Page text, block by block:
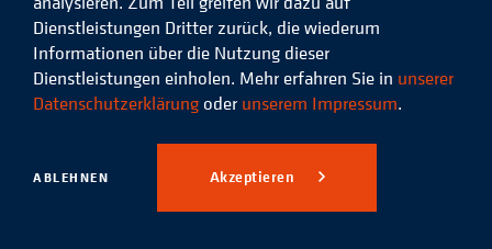
Facebook
auf
LinkedIn
auf
Instagram
Xing
© 2026 Niedersächsisches
Studieninstitut für kommunale
Verwaltung e.V.
Datenschutz Impressum
Dienstleistungen Dritter zurück, die wiederum
Informationen über die Nutzung dieser
Dienstleistungen einholen. Mehr erfahren Sie in unserer
Datenschutzerklärung oder unserem Impressum.
ABLEHNEN Akzeptieren